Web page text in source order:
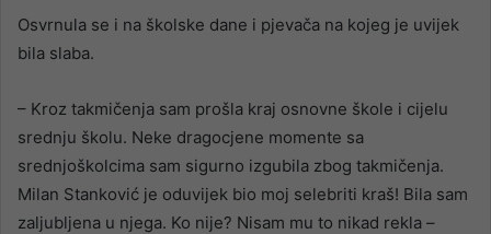
Osvrnula se i na školske dane i pjevača na kojeg je uvijek
bila slaba.
– Kroz takmičenja sam prošla kraj osnovne škole i cijelu
srednju školu. Neke dragocjene momente sa
srednjoškolcima sam sigurno izgubila zbog takmičenja.
Milan Stanković je oduvijek bio moj selebriti kraš! Bila sam
zaljubljena u njega. Ko nije? Nisam mu to nikad rekla –